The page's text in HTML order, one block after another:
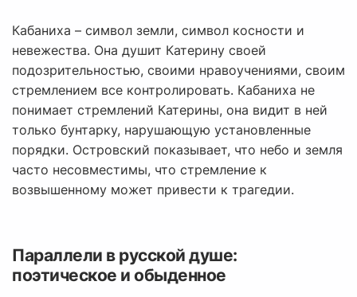
Кабаниха – символ земли, символ косности и
невежества. Она душит Катерину своей
подозрительностью, своими нравоучениями, своим
стремлением все контролировать. Кабаниха не
понимает стремлений Катерины, она видит в ней
только бунтарку, нарушающую установленные
порядки. Островский показывает, что небо и земля
часто несовместимы, что стремление к
возвышенному может привести к трагедии.
Параллели в русской душе:
поэтическое и обыденное